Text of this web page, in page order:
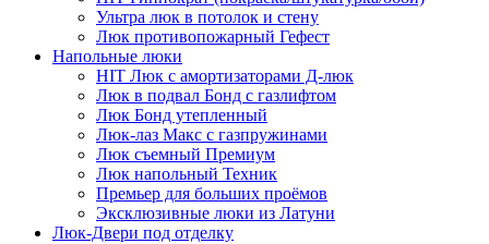
Ультра люк в потолок и стену
Люк противопожарный Гефест
Напольные люки
HIT Люк с амортизаторами Д-люк
Люк в подвал Бонд c газлифтом
Люк Бонд утепленный
Люк-лаз Макс с газпружинами
Люк съемный Премиум
Люк напольный Техник
Премьер для больших проёмов
Эксклюзивные люки из Латуни
Люк-Двери под отделку